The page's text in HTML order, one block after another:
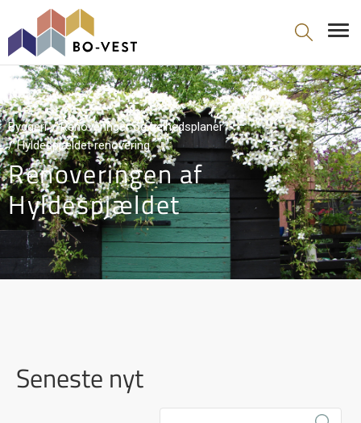
gå til indhold
Byggeri
Renoveringer og helhedsplaner
Hyldespjældet renovering
Renoveringen af
Hyldespjældet
Seneste nyt